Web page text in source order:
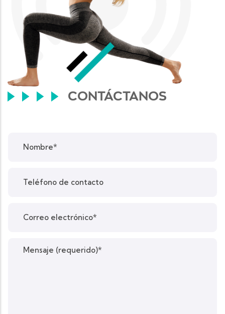
CONTÁCTANOS